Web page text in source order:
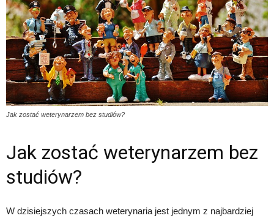
Jak zostać weterynarzem bez studiów?
Jak zostać weterynarzem bez
studiów?
W dzisiejszych czasach weterynaria jest jednym z najbardziej